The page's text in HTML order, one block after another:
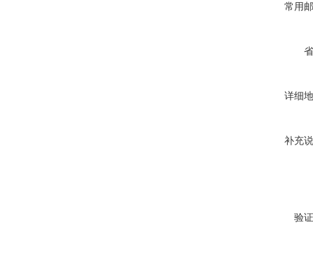
常用
详细
补充
验